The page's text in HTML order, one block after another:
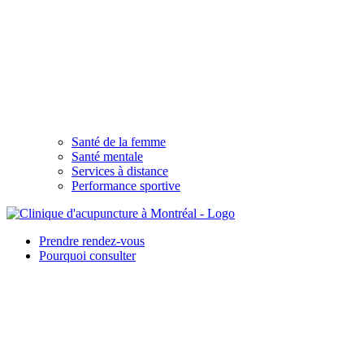
Santé de la femme
Santé mentale
Services à distance
Performance sportive
Prendre rendez-vous
Pourquoi consulter